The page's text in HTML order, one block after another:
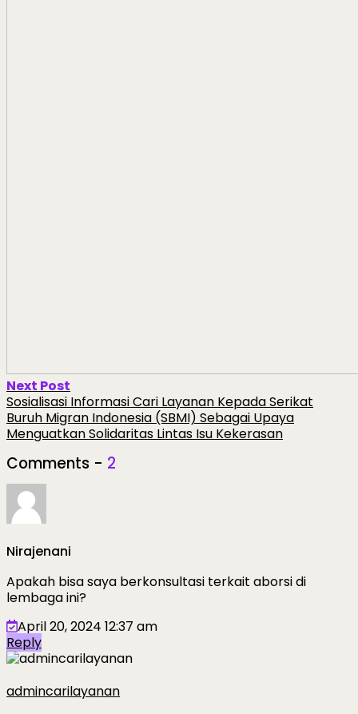
Next Post
Sosialisasi Informasi Cari Layanan Kepada Serikat
Buruh Migran Indonesia (SBMI) Sebagai Upaya
Menguatkan Solidaritas Lintas Isu Kekerasan
Comments - 2
Nirajenani
Apakah bisa saya berkonsultasi terkait aborsi di
lembaga ini?
April 20, 2024 12:37 am
Reply
admincarilayanan